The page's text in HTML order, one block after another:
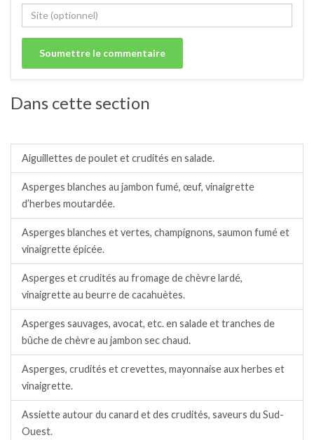
Dans cette section
Aiguillettes de poulet et crudités en salade.
Asperges blanches au jambon fumé, œuf, vinaigrette
d’herbes moutardée.
Asperges blanches et vertes, champignons, saumon fumé et
vinaigrette épicée.
Asperges et crudités au fromage de chèvre lardé,
vinaigrette au beurre de cacahuètes.
Asperges sauvages, avocat, etc. en salade et tranches de
bûche de chèvre au jambon sec chaud.
Asperges, crudités et crevettes, mayonnaise aux herbes et
vinaigrette.
Assiette autour du canard et des crudités, saveurs du Sud-
Ouest.